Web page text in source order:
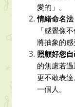
愛的」。
情緒命名法
「感覺像
將抽象的感
照顧好您自
的焦慮若
更不敢表
一個人。